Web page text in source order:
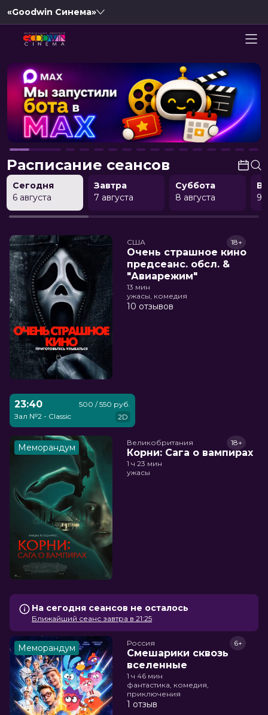
«Goodwin Синема»
Расписание сеансов
Сегодня
6 августа
Завтра
7 августа
Суббота
8 августа
9
США
Очень страшное кино
предсеанс. обсл. &
"Авиарежим"
18+
13 мин
ужасы, комедия
10 отзывов
23:40
Зал №2 - Classic
500 / 550 руб.
2D
Меморандум Великобритания
Корни: Сага о вампирах
18+
1 ч 23 мин
ужасы
На сегодня сеансов не осталось
Ближайший сеанс завтра в 21:25
Меморандум Россия
Смешарики сквозь
вселенные
6+
1 ч 46 мин
фантастика, комедия,
приключения
1 отзыв